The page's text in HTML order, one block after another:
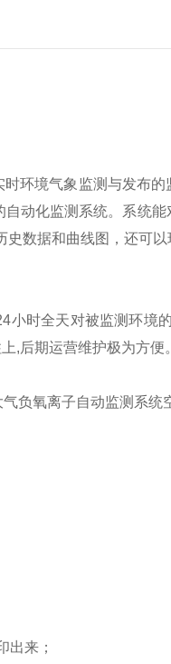
环境气象监测与发布
动化监测系统。系统
数据和曲线图，还可
时全天对被监测环境
,后期运营维护极为方便。
负氧离子自动监测系统
出来；